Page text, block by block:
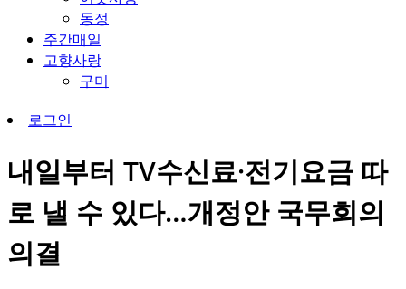
동정
주간매일
고향사랑
구미
로그인
내일부터 TV수신료·전기요금 따
로 낼 수 있다…개정안 국무회의
의결